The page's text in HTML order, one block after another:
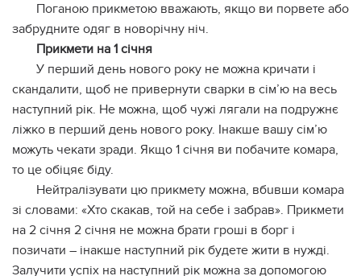
Поганою прикметою вважають, якщо ви порвете або
забрудните одяг в новорічну ніч.
Прикмети на 1 січня
У перший день нового року не можна кричати і
скандалити, щоб не привернути сварки в сім’ю на весь
наступний рік. Не можна, щоб чужі лягали на подружнє
ліжко в перший день нового року. Інакше вашу сім’ю
можуть чекати зради. Якщо 1 січня ви побачите комара,
то це обіцяє біду.
Нейтралізувати цю прикмету можна, вбuвши комара
зі словами: «Хто скакав, той на себе і забрав». Прикмети
на 2 січня 2 січня не можна брати гроші в борг і
позичати – інакше наступний рік будете жити в нужді.
Залучити успіх на наступний рік можна за допомогою